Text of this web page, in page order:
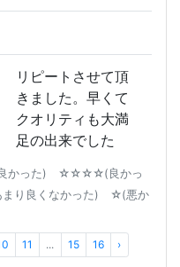
リピートさせて頂
きました。早くて
クオリティも大満
足の出来でした
かった) ☆☆☆☆(良かっ
良くなかった) ☆(悪か
11 ... 15 16 ›